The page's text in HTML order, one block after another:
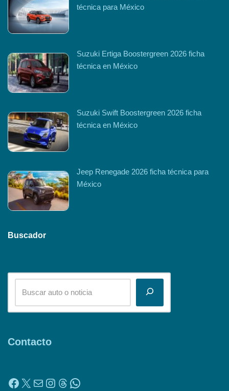
técnica para México
Suzuki Ertiga Boostergreen 2026 ficha
técnica en México
Suzuki Swift Boostergreen 2026 ficha
técnica en México
Jeep Renegade 2026 ficha técnica para
México
Buscador
Contacto